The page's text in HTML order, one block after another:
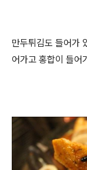
만두튀김도 들어가
어가고 홍합이 들어